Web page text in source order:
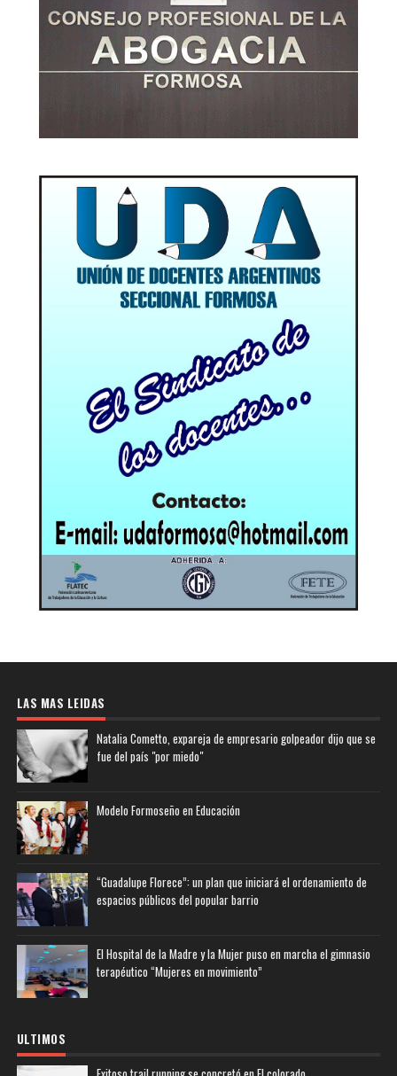
LAS MAS LEIDAS
Natalia Cometto, expareja de empresario golpeador dijo que se
fue del país "por miedo"
Modelo Formoseño en Educación
“Guadalupe Florece”: un plan que iniciará el ordenamiento de
espacios públicos del popular barrio
El Hospital de la Madre y la Mujer puso en marcha el gimnasio
terapéutico “Mujeres en movimiento”
ULTIMOS